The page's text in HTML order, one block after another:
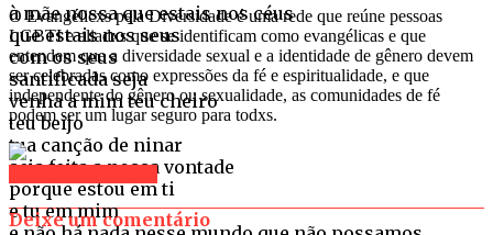
à mãe nossa que estais nos céus
que estais nos seus
com os seus
santificada seja
venha a mim teu cheiro
teu beijo
tua canção de ninar
seja feita a nossa vontade
porque estou em ti
e tu em mim
O Evangélicxs pela Diversidade é uma rede que reúne pessoas
LGBTI e aliadxs que se identificam como evangélicas e que
entendem que a diversidade sexual e a identidade de gênero devem
ser celebradas como expressões da fé e espiritualidade, e que
independente do gênero ou sexualidade, as comunidades de fé
podem ser um lugar seguro para todxs.
Deixe um comentário